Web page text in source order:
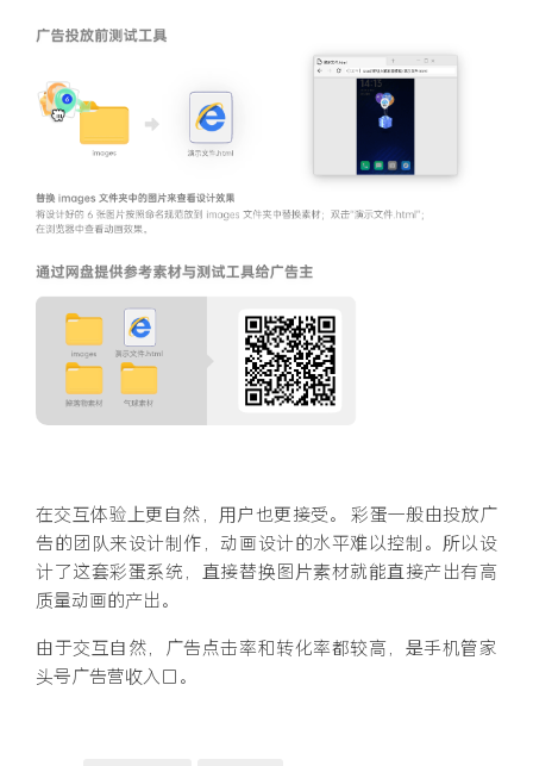
在交互体验上更自然，用户也更接受。 彩蛋一般由投放广
告的团队来设计制作，动画设计的水平难以控制。所以设
计了这套彩蛋系统，直接替换图片素材就能直接产出有高
质量动画的产出。
由于交互自然，广告点击率和转化率都较高，是手机管家
头号广告营收入口。